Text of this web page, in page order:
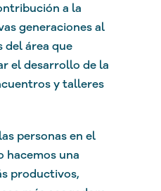
a la
generaciones al
del área que
el desarrollo de la
y talleres
personas en el
hacemos una
productivos,